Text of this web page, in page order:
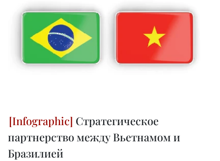
Стратегическое
партнерство между Вьетнамом и
Бразилией